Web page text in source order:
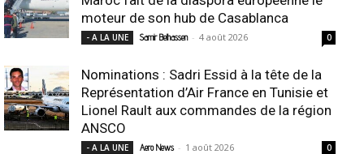
moteur de son hub de Casablanca
- A LA UNE Samir Belhassen - 4 août 2026 0
Nominations : Sadri Essid à la tête de la
Représentation d’Air France en Tunisie et
Lionel Rault aux commandes de la région
ANSCO
- A LA UNE Aero News - 1 août 2026 0